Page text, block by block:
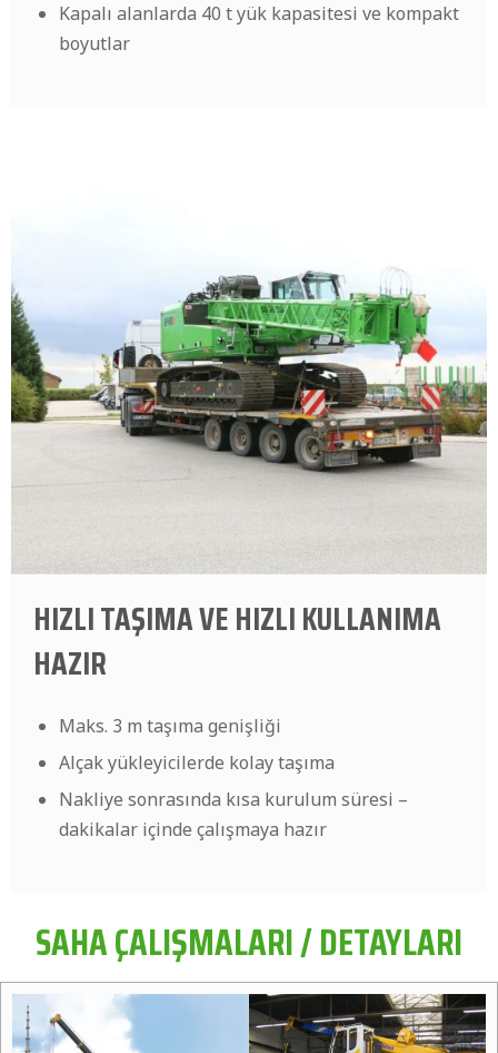
Kapalı alanlarda 40 t yük kapasitesi ve kompakt
boyutlar
HIZLI TAŞIMA VE HIZLI KULLANIMA
HAZIR
Maks. 3 m taşıma genişliği
Alçak yükleyicilerde kolay taşıma
Nakliye sonrasında kısa kurulum süresi –
dakikalar içinde çalışmaya hazır
SAHA ÇALIŞMALARI / DETAYLARI